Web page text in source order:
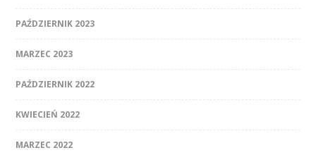
PAŹDZIERNIK 2023
MARZEC 2023
PAŹDZIERNIK 2022
KWIECIEŃ 2022
MARZEC 2022